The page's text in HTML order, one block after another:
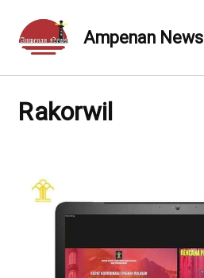
content
Ampenan News
Rakorwil